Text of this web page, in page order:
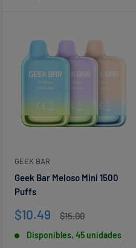
Get
Stay up to
GEEK BAR
Geek Bar Meloso Mini 1500
Puffs
Precio
venta
$10.49
Precio
$15.00
Disponibles, 45 unidades